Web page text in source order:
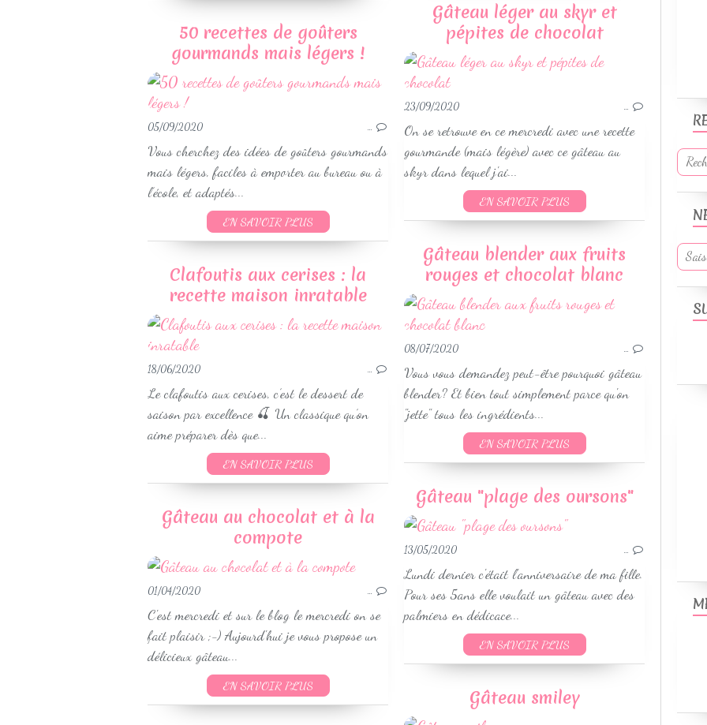
Gâteau léger au skyr et
pépites de chocolat
23/09/2020 …
On se retrouve en ce mercredi avec une recette
gourmande (mais légère) avec ce gâteau au
skyr dans lequel j'ai...
EN SAVOIR PLUS
50 recettes de goûters
gourmands mais légers !
PETITS GÂTEAUX
CONSEILS & ASTUCES EN CUISINE
05/09/2020 …
Vous cherchez des idées de goûters gourmands
mais légers, faciles à emporter au bureau ou à
l’école, et adaptés...
EN SAVOIR PLUS
Gâteau blender aux fruits
rouges et chocolat blanc
08/07/2020 …
Vous vous demandez peut-être pourquoi gâteau
blender? Et bien tout simplement parce qu'on
"jette" tous les ingrédients...
EN SAVOIR PLUS
Clafoutis aux cerises : la
recette maison inratable
RECETTES PRINTEMPS
RECETTES ÉTÉ
18/06/2020 …
Le clafoutis aux cerises, c’est le dessert de
saison par excellence 🍒 Un classique qu’on
aime préparer dès que...
EN SAVOIR PLUS
Gâteau "plage des oursons"
13/05/2020 …
Lundi dernier c'était l'anniversaire de ma fille.
Pour ses 5ans elle voulait un gâteau avec des
palmiers en dédicace...
EN SAVOIR PLUS
Gâteau au chocolat et à la
compote
GÂTEAUX
WEIGHTWATCHERS
01/04/2020 …
C'est mercredi et sur le blog le mercredi on se
fait plaisir ;-) Aujourd'hui je vous propose un
délicieux gâteau...
EN SAVOIR PLUS
Gâteau smiley